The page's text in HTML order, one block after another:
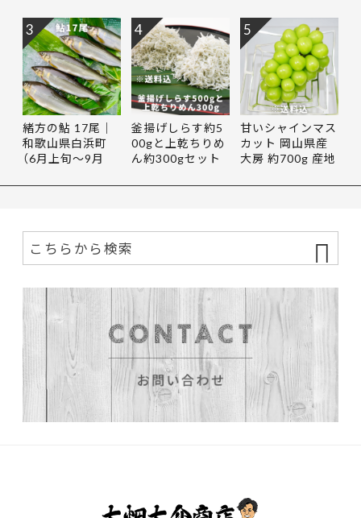
緒方の鮎 17尾｜
和歌山県白浜町
（6月上旬〜9月
3
釜揚げしらす約5
00gと上乾ちりめ
ん約300gセット
4
甘いシャインマス
カット 岡山県産
大房 約700g 産地
5